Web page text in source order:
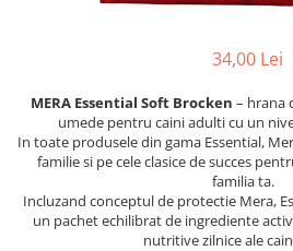
JUCARII
SUPLIMENTE
AFECTIUNI AURICULARE
AFECTIUNI DERMATOLOGICE
AFECTIUNI DIGESTIVE
IGIENA SI COSMETICA
SAMPOANE
RECOMPENSE
SUPLIMENTE
AFECTIUNI AURICULARE
AFECTIUNI DERMATOLOGICE
34,00 Lei
MERA Essential Soft Brocken – hrana
umede pentru caini adulti cu un
In toate produsele din gama Essential,
familie si pe cele clasice de succes
familia ta.
Incluzand conceptul de protectie Mera,
un pachet echilibrat de ingrediente
nutritive zilnice ale